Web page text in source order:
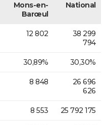
Mons-en-
Barœul
National
12 802
38 299
794
30,89% 30,30%
8 848
26 696
626
8 553 25 792 175